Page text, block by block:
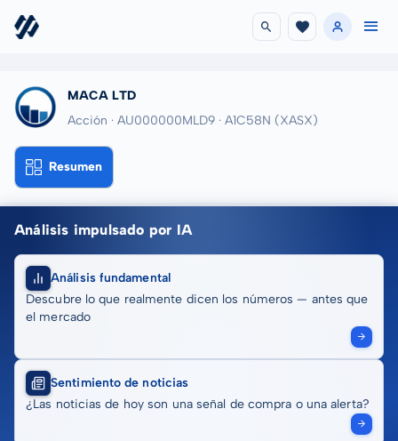
MACA LTD
Acción · AU000000MLD9 · A1C58N (XASX)
Resumen
Análisis impulsado por IA
Análisis fundamental
Descubre lo que realmente dicen los números — antes que
el mercado
Sentimiento de noticias
¿Las noticias de hoy son una señal de compra o una alerta?